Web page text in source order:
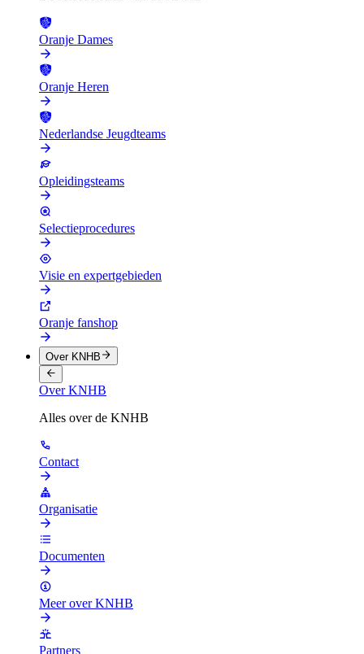
Oranje Dames
Oranje Heren
Nederlandse Jeugdteams
Opleidingsteams
Selectieprocedures
Visie en expertgebieden
Oranje fanshop
Over KNHB
Over KNHB
Alles over de KNHB
Contact
Organisatie
Documenten
Meer over KNHB
Partners